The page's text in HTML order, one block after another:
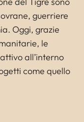
guerriere
Oggi, grazie
le
all’interno
come quello